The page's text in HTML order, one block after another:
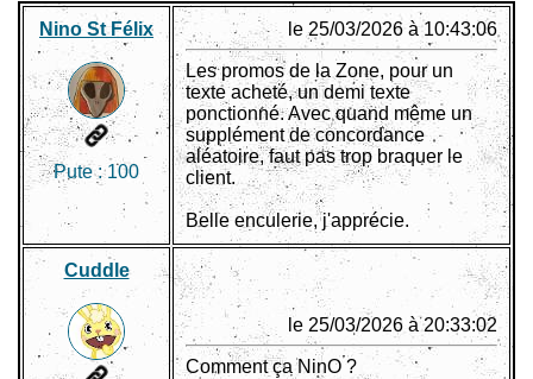
Nino St Félix
Pute :100
le 25/03/2026 à 10:43:06
Les promos de la Zone, pour un
texte acheté, un demi texte
ponctionné. Avec quand même un
supplément de concordance
aléatoire, faut pas trop braquer le
client.
Belle enculerie, j'apprécie.
Cuddle
le 25/03/2026 à 20:33:02
Comment ça NinO ?